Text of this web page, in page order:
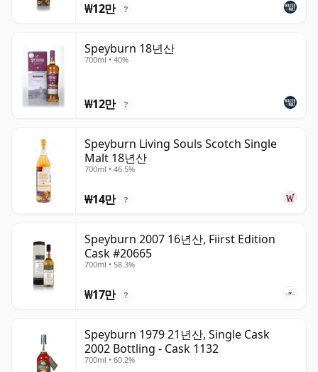
₩12만 ?
Speyburn 18년산
700ml • 40%
₩12만 ?
Speyburn Living Souls Scotch Single
Malt 18년산
700ml • 46.5%
₩14만 ?
Speyburn 2007 16년산, Fiirst Edition
Cask #20665
700ml • 58.3%
₩17만 ?
Speyburn 1979 21년산, Single Cask
2002 Bottling - Cask 1132
700ml • 60.2%